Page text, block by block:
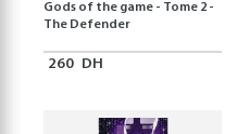
Gods of the game - Tome 2 -
The Defender
260 DH